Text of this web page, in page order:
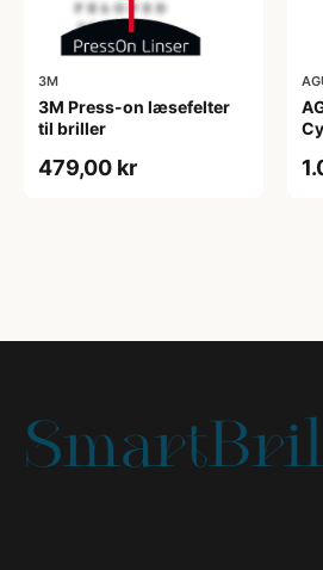
3M
3M Press-on læsefelter
til briller
479,00 kr